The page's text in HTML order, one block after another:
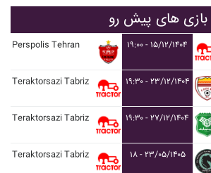
بازی های پیش رو
Perspolis Tehran ۱۹:۰۰ - ۱۵/۱۲/۱۴۰۴
Teraktorsazi Tabriz ۱۹:۳۰ - ۲۳/۱۲/۱۴۰۴
Teraktorsazi Tabriz ۱۹:۳۰ - ۲۷/۱۲/۱۴۰۴
Teraktorsazi Tabriz ۱۸ - ۲۳/۰۵/۱۴۰۵